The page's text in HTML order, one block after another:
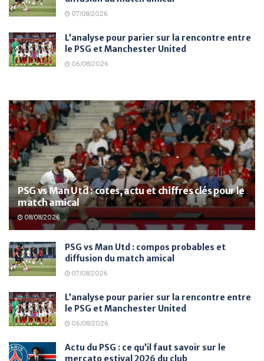
07/08/2026
L’analyse pour parier sur la rencontre entre
le PSG et Manchester United
06/08/2026
PSG vs Man Utd : cotes, actu et chiffres clés pour le
match amical
08/08/2026
PSG vs Man Utd : compos probables et
diffusion du match amical
07/08/2026
L’analyse pour parier sur la rencontre entre
le PSG et Manchester United
06/08/2026
Actu du PSG : ce qu’il faut savoir sur le
mercato estival 2026 du club